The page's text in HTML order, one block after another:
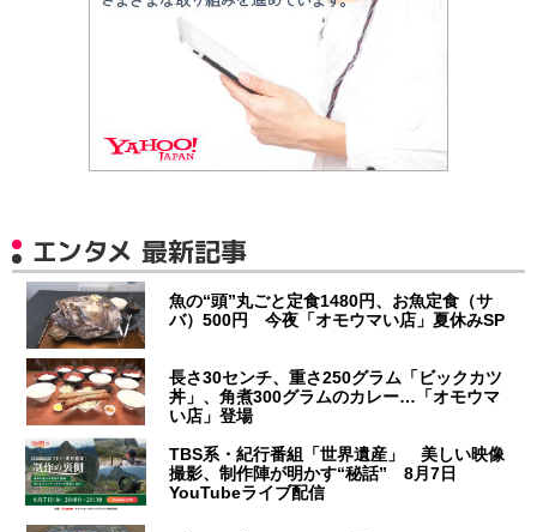
エンタメ 最新記事
魚の“頭”丸ごと定食1480円、お魚定食（サ
バ）500円 今夜「オモウマい店」夏休みSP
長さ30センチ、重さ250グラム「ビックカツ
丼」、角煮300グラムのカレー…「オモウマ
い店」登場
TBS系・紀行番組「世界遺産」 美しい映像
撮影、制作陣が明かす“秘話” 8月7日
YouTubeライブ配信